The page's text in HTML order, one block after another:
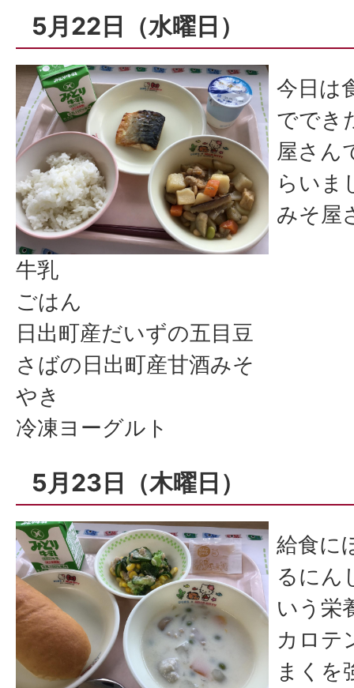
5月22日（水曜日）
牛乳
ごはん
日出町産だいずの五目豆
さばの日出町産甘酒みそ
やき
冷凍ヨーグルト
今日は
ででき
屋さん
らいま
みそ屋
5月23日（木曜日）
給食に
るにん
いう栄
カロテ
まくを